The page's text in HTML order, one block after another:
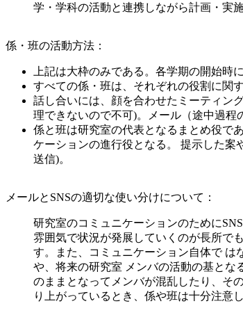
学・学科の活動と連携しながら計画・実施
係・班の活動方法：
上記は大枠のみである。各学期の開始時
すべての係・班は、それぞれの役割に関
話し合いには、顔を合わせたミーティン
理できないので不可)。メール（途中過程
係と班は研究室の代表となるまとめ役で
ケーションの進行役となる。 提示した案
送信)。
メールとSNSの適切な使い分けについて：
研究室のコミュニケーションのために
雰囲気で状況が発展していくのが長所で
す。また、コミュニケーション自体で は
や、将来の研究室 メンバの活動の基とな
のままとなってメンバが混乱したり、そ
り上がっているとき、係や班は十分注意